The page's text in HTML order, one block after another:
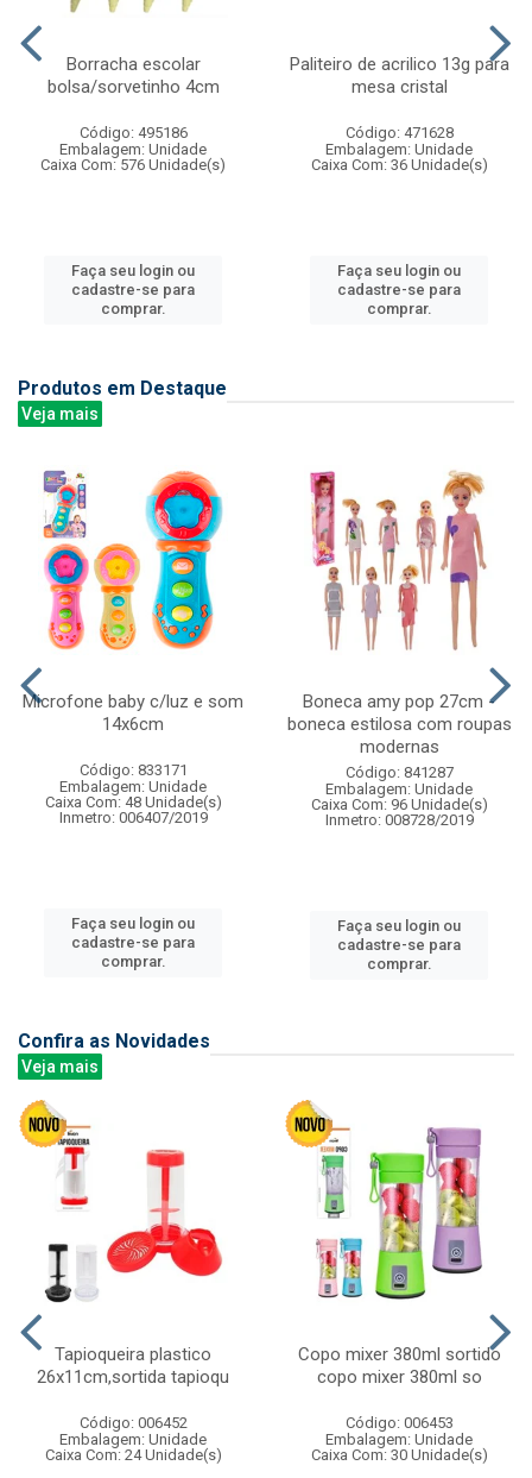
Borracha escolar
bolsa/sorvetinho 4cm
Código: 495186
Embalagem: Unidade
Caixa Com: 576 Unidade(s)
Faça seu login ou
cadastre-se para
comprar.
Paliteiro de acrilico 13g para
mesa cristal
Código: 471628
Embalagem: Unidade
Caixa Com: 36 Unidade(s)
Faça seu login ou
cadastre-se para
comprar.
Produtos em Destaque
Veja mais
Microfone baby c/luz e som
14x6cm
Código: 833171
Embalagem: Unidade
Caixa Com: 48 Unidade(s)
Inmetro: 006407/2019
Faça seu login ou
cadastre-se para
comprar.
Boneca amy pop 27cm -
boneca estilosa com roupas
modernas
Código: 841287
Embalagem: Unidade
Caixa Com: 96 Unidade(s)
Inmetro: 008728/2019
Faça seu login ou
cadastre-se para
comprar.
Confira as Novidades
Veja mais
Tapioqueira plastico
26x11cm,sortida tapioqu
Código: 006452
Embalagem: Unidade
Caixa Com: 24 Unidade(s)
Copo mixer 380ml sortido
copo mixer 380ml so
Código: 006453
Embalagem: Unidade
Caixa Com: 30 Unidade(s)